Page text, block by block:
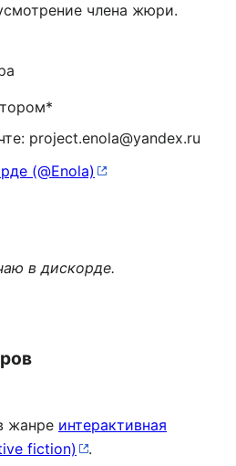
члена жюри.
project.enola@yandex.ru
(@Enola)
в дискорде.
жанре интерактивная
fiction)
.